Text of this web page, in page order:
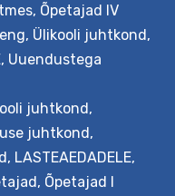
, Õpetajad IV
, Ülikooli juhtkond,
, Uuendustega
juhtkond,
juhtkond,
, LASTEAEDADELE,
, Õpetajad I